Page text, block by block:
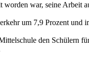
worden war, seine Arbeit
um 7,9 Prozent und
den Schülern